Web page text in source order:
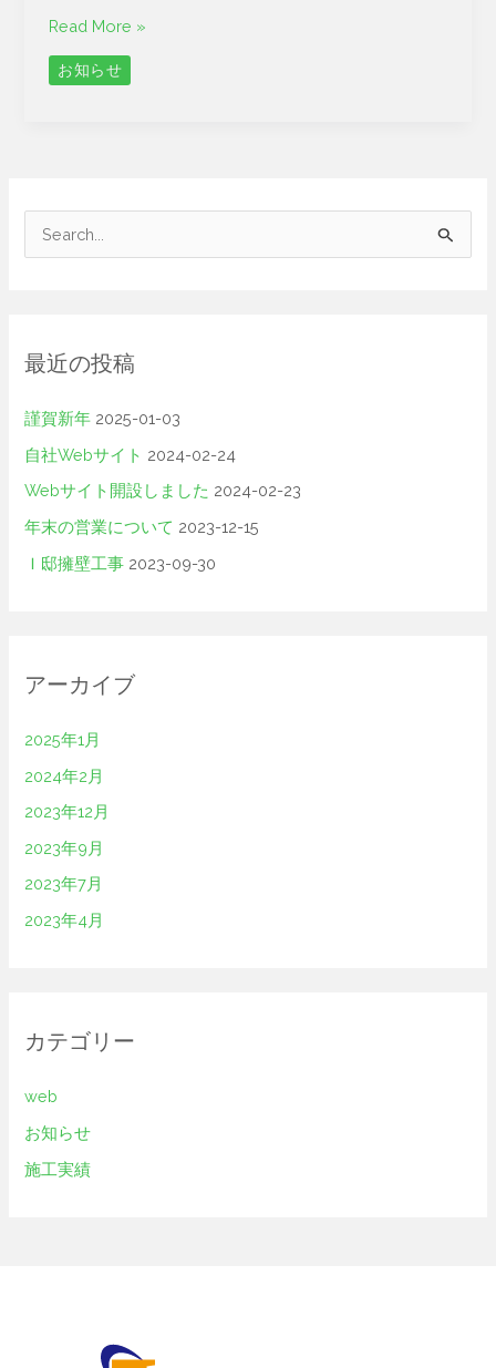
Read More »
お知らせ
:最近の投稿
謹賀新年 2025-01-03
自社Webサイト 2024-02-24
Webサイト開設しました 2024-02-23
年末の営業について 2023-12-15
Ｉ邸擁壁工事 2023-09-30
アーカイブ
2025年1月
2024年2月
2023年12月
2023年9月
2023年7月
2023年4月
カテゴリー
web
お知らせ
施工実績